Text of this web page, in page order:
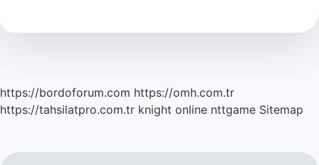
Ne
https://bordoforum.com https://omh.com.tr
https://tahsilatpro.com.tr knight online nttgame Sitemap